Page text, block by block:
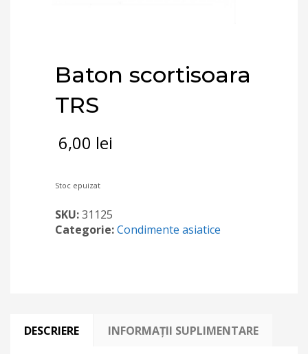
Baton scortisoara
TRS
6,00 lei
Stoc epuizat
SKU:31125
Categorie:Condimente asiatice
DESCRIERE INFORMAȚII SUPLIMENTARE